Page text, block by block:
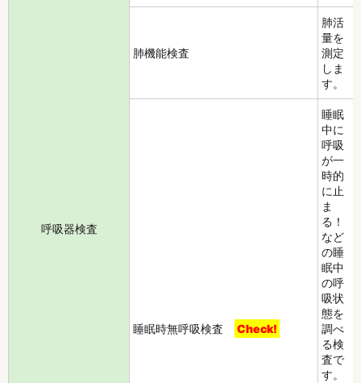
呼吸器検査
肺機能検査
肺活
量を
測定
しま
す。
睡眠時無呼吸検査 Check!
睡眠
中に
呼吸
が一
時的
に止
ま
る！
など
の睡
眠中
の呼
吸状
態を
調べ
る検
査で
す。